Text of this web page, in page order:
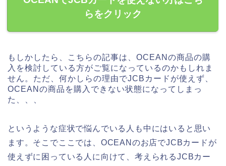
らをクリック
もしかしたら、こちらの記事は、OCEANの商品の購
入を検討している方がご覧になっているのかもしれま
せん。ただ、何かしらの理由でJCBカードが使えず、
OCEANの商品を購入できない状態になってしまっ
た、、、
というような症状で悩んでいる人も中にはいると思い
ます。そこでここでは、OCEANのお店でJCBカードが
使えずに困っている人に向けて、考えられるJCBカー